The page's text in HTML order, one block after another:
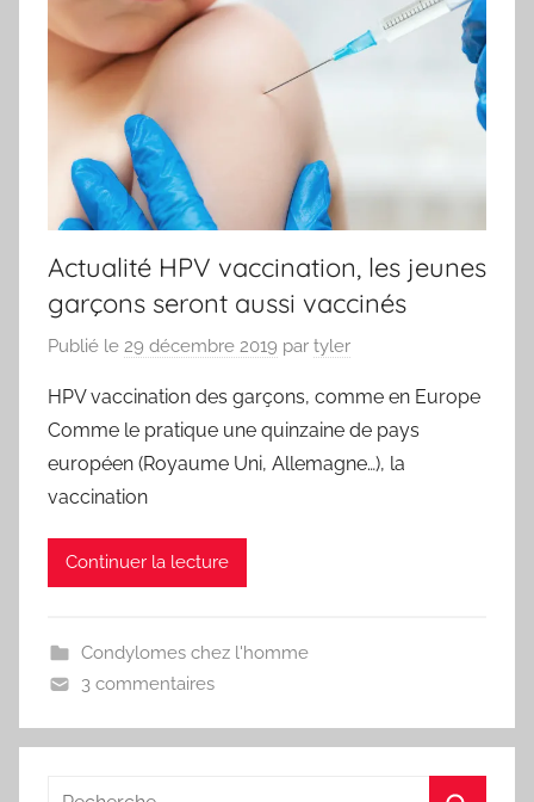
Actualité HPV vaccination, les jeunes
garçons seront aussi vaccinés
Publié le 29 décembre 2019 par tyler
HPV vaccination des garçons, comme en Europe
Comme le pratique une quinzaine de pays
européen (Royaume Uni, Allemagne…), la
vaccination
Continuer la lecture
Condylomes chez l'homme
3 commentaires
Recherche